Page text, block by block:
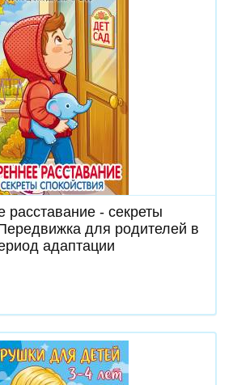
Скачать
расставание - секреты
для родителей в
адаптации